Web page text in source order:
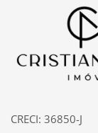
Página inicial
CRECI: 36850-J